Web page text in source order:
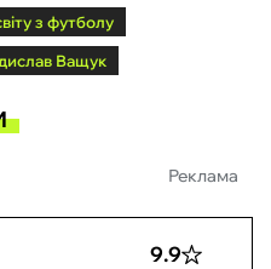
з футболу
Ващук
Реклама
9.9